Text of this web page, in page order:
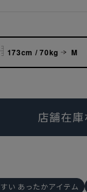
173cm / 70kg M
い あったかアイテム